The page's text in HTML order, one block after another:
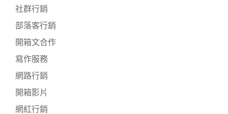
社群行銷
部落客行銷
開箱文合作
寫作服務
網路行銷
開箱影片
網紅行銷